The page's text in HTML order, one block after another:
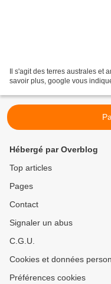
Il s'agit des terres australes et
savoir plus, google vous
Hébergé par Overblog
Top articles
Pages
Contact
Signaler un abus
C.G.U.
Cookies et données
Préférences cookies